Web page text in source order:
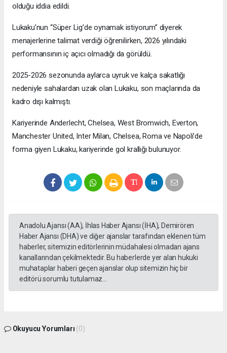
olduğu iddia edildi.
Lukaku’nun “Süper Lig’de oynamak istiyorum” diyerek
menajerlerine talimat verdiği öğrenilirken, 2026 yılındaki
performansının iç açıcı olmadığı da görüldü.
2025-2026 sezonunda aylarca uyruk ve kalça sakatlığı
nedeniyle sahalardan uzak olan Lukaku, son maçlarında da
kadro dışı kalmıştı.
Kariyerinde Anderlecht, Chelsea, West Bromwich, Everton,
Manchester United, Inter Milan, Chelsea, Roma ve Napoli’de
forma giyen Lukaku, kariyerinde gol krallığı bulunuyor.
Anadolu Ajansı (AA), İhlas Haber Ajansı (İHA), Demirören
Haber Ajansı (DHA) ve diğer ajanslar tarafından eklenen tüm
haberler, sitemizin editörlerinin müdahalesi olmadan ajans
kanallarından çekilmektedir. Bu haberlerde yer alan hukuki
muhataplar haberi geçen ajanslar olup sitemizin hiç bir
editörü sorumlu tutulamaz...
Okuyucu Yorumları (0)